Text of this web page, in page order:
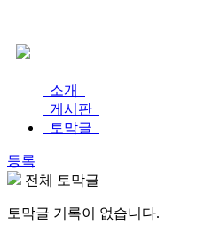
소개
게시판
토막글
등록
전체 토막글
토막글 기록이 없습니다.